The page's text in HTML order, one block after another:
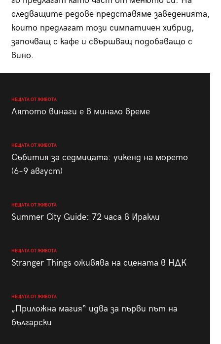
следващите редове представяме заведенията,
които предлагат този симпатичен хибрид,
започващ с кафе и свършващ подобаващо с
вино.
НЕЩАТА ОТ ЖИВОТА
Лятото винаги е в минало време
НЕЩАТА ОТ ЖИВОТА
Събития за седмицата: уикенд на морето
(6–9 август)
НЕЩАТА ОТ ЖИВОТА
Summer City Guide: 72 часа в Иракли
НЕЩАТА ОТ ЖИВОТА
Stranger Things оживява на сцената в НДК
НЕЩАТА ОТ ЖИВОТА
„Приложна магия“ идва за първи път на
български